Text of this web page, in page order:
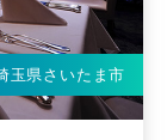
玉県さいたま市